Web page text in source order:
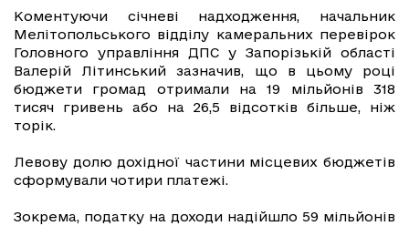
Коментуючи січневі надходження, начальник
Мелітопольського відділу камеральних перевірок
Головного управління ДПС у Запорізькій області
Валерій Літинський зазначив, що в цьому році
бюджети громад отримали на 19 мільйонів 318
тисяч гривень або на 26,5 відсотків більше, ніж
торік.
Левову долю дохідної частини місцевих бюджетів
сформували чотири платежі.
Зокрема, податку на доходи надійшло 59 мільйонів